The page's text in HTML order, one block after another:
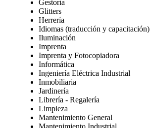
Gestoría
Glitters
Herrería
Idiomas (traducción y capacitación)
Iluminación
Imprenta
Imprenta y Fotocopiadora
Informática
Ingeniería Eléctrica Industrial
Inmobiliaria
Jardinería
Librería - Regalería
Limpieza
Mantenimiento General
Mantenimiento Industrial